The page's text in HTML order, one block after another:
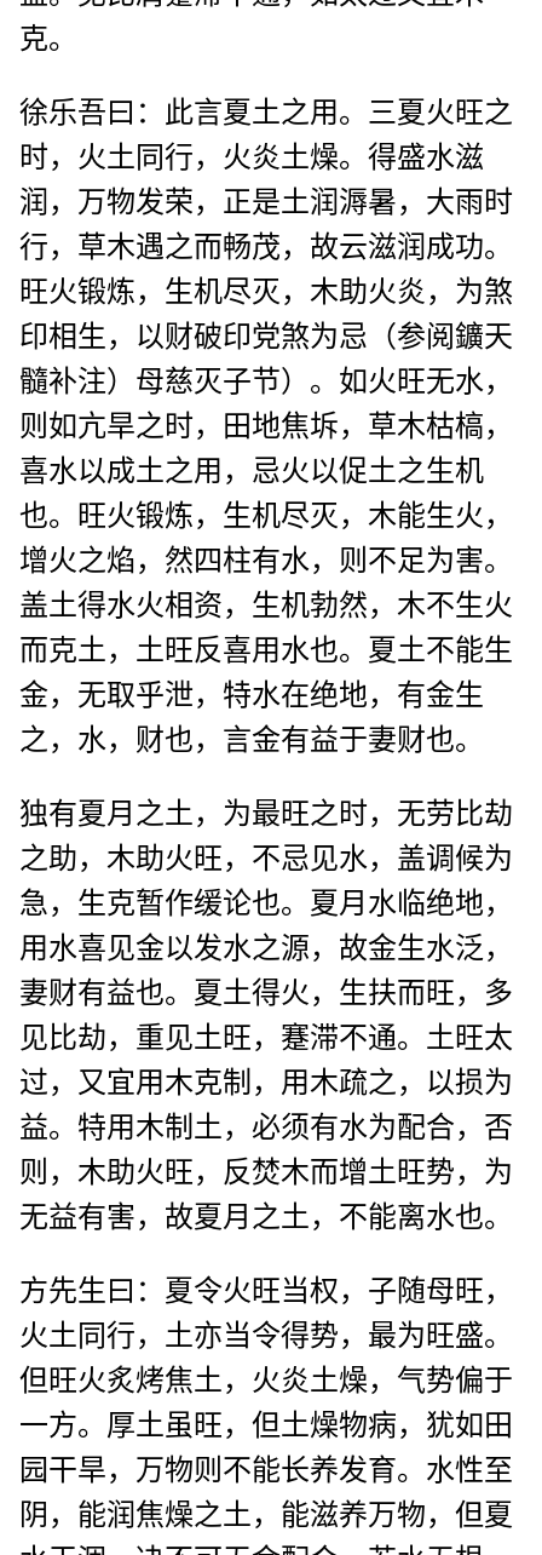
克。
徐乐吾曰：此言夏土之用。三夏火旺之
时，火土同行，火炎土燥。得盛水滋
润，万物发荣，正是土润溽暑，大雨时
行，草木遇之而畅茂，故云滋润成功。
旺火锻炼，生机尽灭，木助火炎，为煞
印相生，以财破印党煞为忌（参阅鑛天
髓补注）母慈灭子节）。如火旺无水，
则如亢旱之时，田地焦坼，草木枯槁，
喜水以成土之用，忌火以促土之生机
也。旺火锻炼，生机尽灭，木能生火，
增火之焰，然四柱有水，则不足为害。
盖土得水火相资，生机勃然，木不生火
而克土，土旺反喜用水也。夏土不能生
金，无取乎泄，特水在绝地，有金生
之，水，财也，言金有益于妻财也。
独有夏月之土，为最旺之时，无劳比劫
之助，木助火旺，不忌见水，盖调候为
急，生克暂作缓论也。夏月水临绝地，
用水喜见金以发水之源，故金生水泛，
妻财有益也。夏土得火，生扶而旺，多
见比劫，重见土旺，蹇滞不通。土旺太
过，又宜用木克制，用木疏之，以损为
益。特用木制土，必须有水为配合，否
则，木助火旺，反焚木而增土旺势，为
无益有害，故夏月之土，不能离水也。
方先生曰：夏令火旺当权，子随母旺，
火土同行，土亦当令得势，最为旺盛。
但旺火炙烤焦土，火炎土燥，气势偏于
一方。厚土虽旺，但土燥物病，犹如田
园干旱，万物则不能长养发育。水性至
阴，能润焦燥之土，能滋养万物，但夏